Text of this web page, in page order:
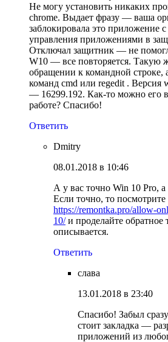
Не могу установить никаких
chrome. Выдает фразу — ваша
заблокировала это
управления приложениями в
Отключал защитник — не
W10 — все повторяется. Такую
обращении к командной строке,
команд cmd или regedit . Версия
— 16299.192. Как-то можно его
работе? Спасибо!
Ответить
Dmitry
08.01.2018 в 10:46
А у вас точно Win 10 Pro, а
Если точно, то посмотрите
https://remontka.pro/allow-
10/и проделайте обратное
описывается.
Ответить
слава
13.01.2018 в 23:40
Спасибо! Забыл
стоит закладка —
приложений из